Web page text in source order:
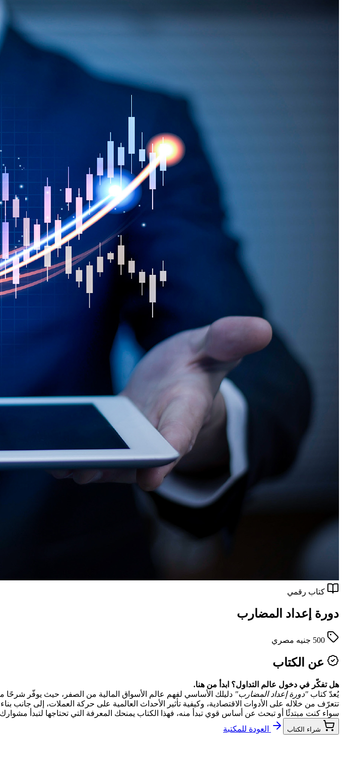
كتاب رقمي
دورة إعداد المضارب
عن الكتاب
هل تفكّر في دخول عالم التداول؟ ابدأ من هنا.
يُعدّ كتاب "دورة إعداد المضارب" دليلك الأساسي لفهم عالم الأسواق المالية من الصفر، حيث يوفّر شرحًا
تتعرّف من خلاله على الأدوات الاقتصادية، وكيفية تأثير الأحداث العالمية على حركة العملات، إلى جانب
سواء كنت مبتدئًا أو تبحث عن أساس قوي تبدأ منه، فهذا الكتاب يمنحك المعرفة التي تحتاجها لتبدأ مشوارك
شراء الكتاب العودة للمكتبة